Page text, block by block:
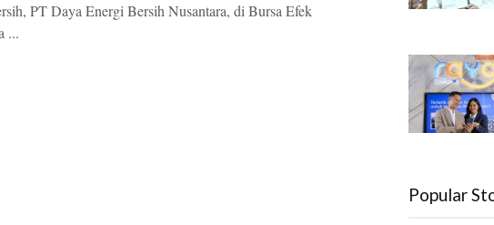
PT Daya Energi Bersih Nusantara, di Bursa Efek
...
Popular